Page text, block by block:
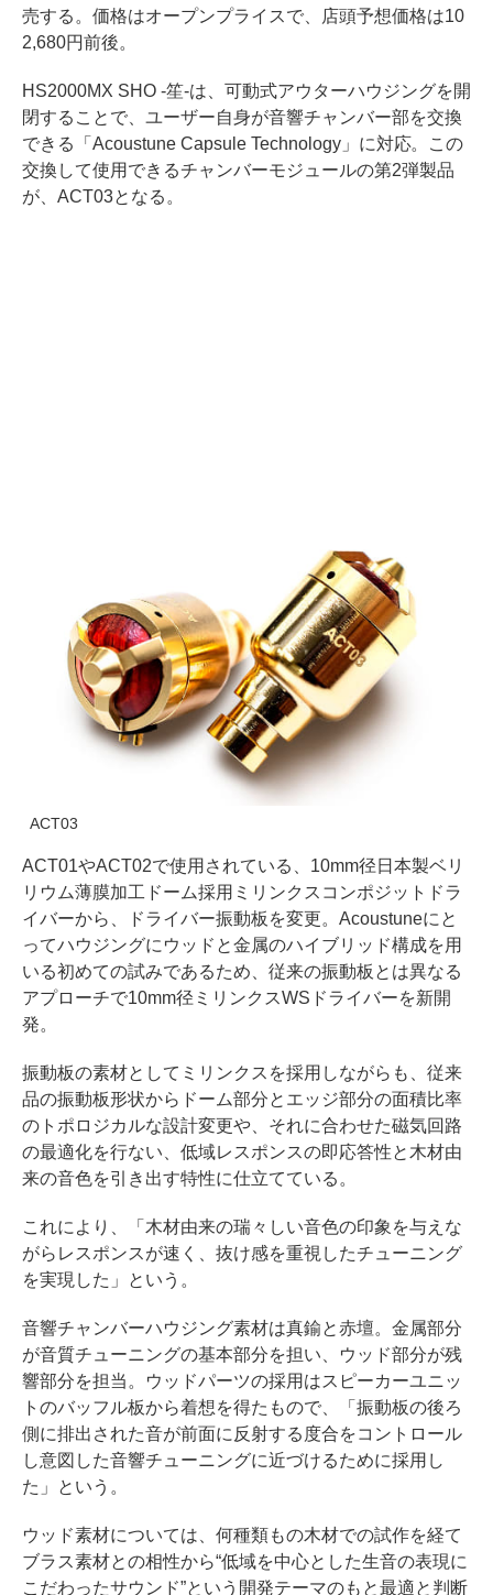
売する。価格はオープンプライスで、店頭予想価格は10
2,680円前後。
HS2000MX SHO -笙-は、可動式アウターハウジングを開
閉することで、ユーザー自身が音響チャンバー部を交換
できる「Acoustune Capsule Technology」に対応。この
交換して使用できるチャンバーモジュールの第2弾製品
が、ACT03となる。
ACT03
ACT01やACT02で使用されている、10mm径日本製ベリ
リウム薄膜加工ドーム採用ミリンクスコンポジットドラ
イバーから、ドライバー振動板を変更。Acoustuneにと
ってハウジングにウッドと金属のハイブリッド構成を用
いる初めての試みであるため、従来の振動板とは異なる
アプローチで10mm径ミリンクスWSドライバーを新開
発。
振動板の素材としてミリンクスを採用しながらも、従来
品の振動板形状からドーム部分とエッジ部分の面積比率
のトポロジカルな設計変更や、それに合わせた磁気回路
の最適化を行ない、低域レスポンスの即応答性と木材由
来の音色を引き出す特性に仕立てている。
これにより、「木材由来の瑞々しい音色の印象を与えな
がらレスポンスが速く、抜け感を重視したチューニング
を実現した」という。
音響チャンバーハウジング素材は真鍮と赤壇。金属部分
が音質チューニングの基本部分を担い、ウッド部分が残
響部分を担当。ウッドパーツの採用はスピーカーユニッ
トのバッフル板から着想を得たもので、「振動板の後ろ
側に排出された音が前面に反射する度合をコントロール
し意図した音響チューニングに近づけるために採用し
た」という。
ウッド素材については、何種類もの木材での試作を経て
ブラス素材との相性から“低域を中心とした生音の表現に
こだわったサウンド”という開発テーマのもと最適と判断